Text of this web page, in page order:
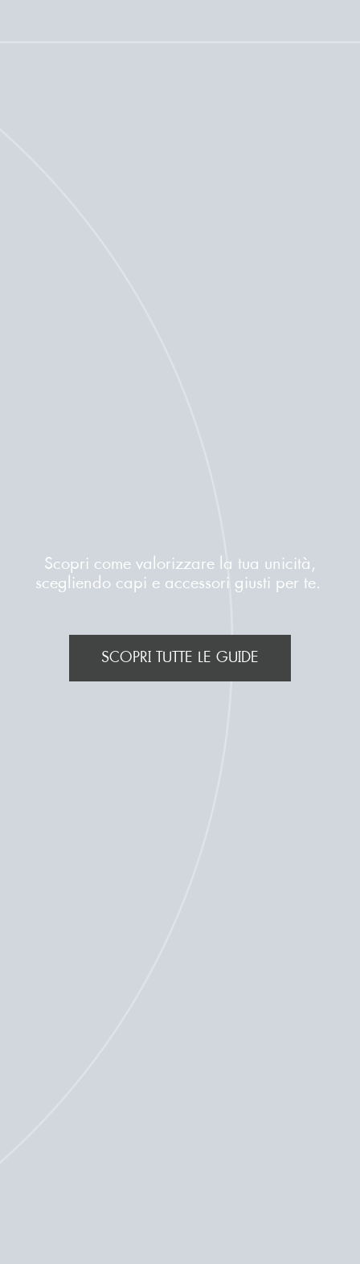
Scopri come valorizzare la tua unicità,
scegliendo capi e accessori giusti per te.
SCOPRI TUTTE LE GUIDE